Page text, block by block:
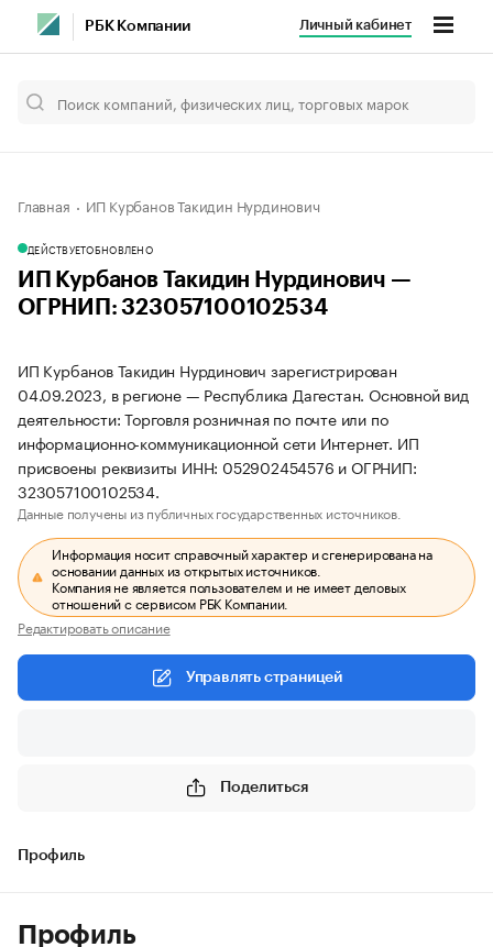
РБК Компании Личный кабинет
Главная ИП Курбанов Такидин Нурдинович
ДЕЙСТВУЕТОБНОВЛЕНО
ИП Курбанов Такидин Нурдинович —
ОГРНИП: 323057100102534
ИП Курбанов Такидин Нурдинович зарегистрирован
04.09.2023, в регионе — Республика Дагестан. Основной вид
деятельности: Торговля розничная по почте или по
информационно-коммуникационной сети Интернет. ИП
присвоены реквизиты ИНН: 052902454576 и ОГРНИП:
323057100102534.
Данные получены из публичных государственных источников.
Информация носит справочный характер и сгенерирована на
основании данных из открытых источников.
Компания не является пользователем и не имеет деловых
отношений с сервисом РБК Компании.
Редактировать описание
Управлять страницей
Поделиться
Профиль
Профиль